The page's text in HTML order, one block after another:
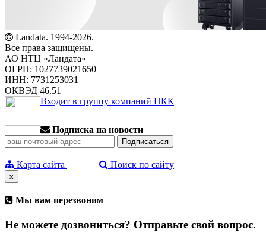
Landata. 1994-2026.
Все права защищены.
АО НТЦ «Ландата»
ОГРН: 1027739021650
ИНН: 7731253031
ОКВЭД 46.51
Входит в группу компаний НКК
Подписка на новости
Карта сайта Поиск по сайту
x
Мы вам перезвоним
Не можете дозвониться? Отправьте свой вопрос.